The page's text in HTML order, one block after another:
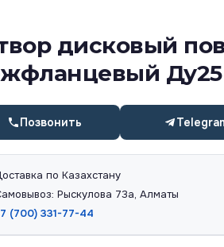
дисковый
Ду25
Позвонить
по Казахстану
Рыскулова 73а, Алматы
(700) 331-77-44